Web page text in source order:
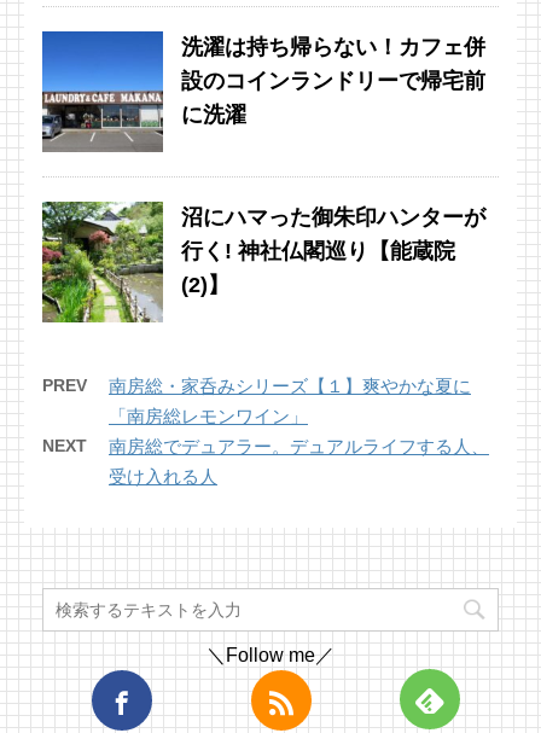
洗濯は持ち帰らない！カフェ併
設のコインランドリーで帰宅前
に洗濯
沼にハマった御朱印ハンターが
行く! 神社仏閣巡り【能蔵院
(2)】
PREV
南房総・家呑みシリーズ【１】爽やかな夏に
「南房総レモンワイン」
NEXT
南房総でデュアラー。デュアルライフする人、
受け入れる人
＼Follow me／